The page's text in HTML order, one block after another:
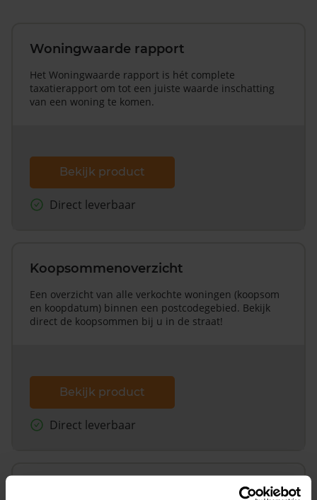
Woningwaarde rapport
Het Woningwaarde rapport is hét complete
taxatierapport om tot een juiste waarde inschatting
van een woning te komen.
Bekijk product
Direct leverbaar
Koopsommenoverzicht
Een overzicht van alle verkochte woningen (koopsom
en koopdatum) binnen een postcodegebied. Bekijk
direct de koopsommen bij u in de straat!
Bekijk product
Direct leverbaar
Koopsommenoverzicht (1 jaar gratis